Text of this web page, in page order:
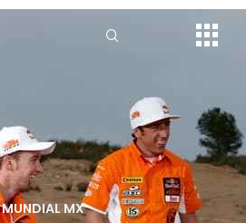
MUNDIAL MX